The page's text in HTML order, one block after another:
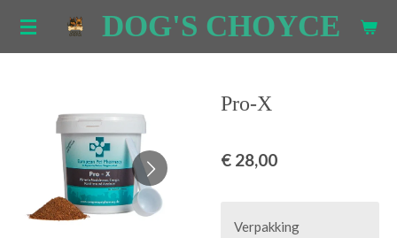
Ga
hoofdinhoud
DOG'S CHOYCE
Pro-X
€ 28,00
Verpakking